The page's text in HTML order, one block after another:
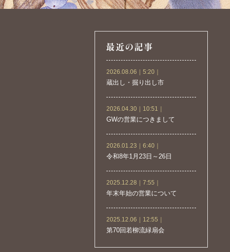
2026.08.06｜5:20｜
蔵出し・掘り出し市
2026.04.30｜10:51｜
GWの営業につきまして
2026.01.23｜6:40｜
令和8年1月23日～26日
2025.12.28｜7:55｜
年末年始の営業について
2025.12.06｜12:55｜
第70回若柳流緑扇会